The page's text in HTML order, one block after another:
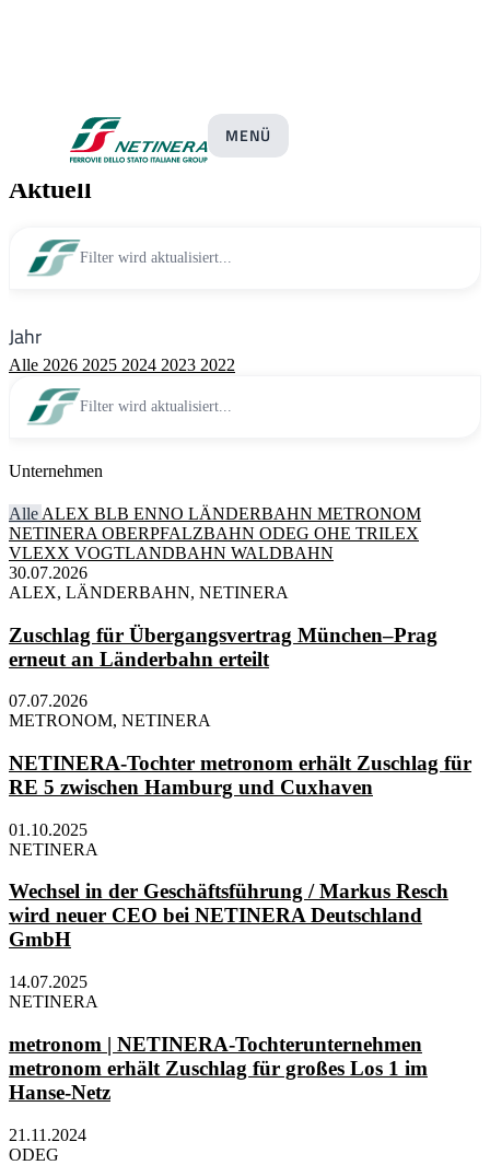
MENÜ
Pressemitteilungen
Aktuell
Filter wird aktualisiert...
Jahr
Alle 2026 2025 2024 2023 2022
Filter wird aktualisiert...
Unternehmen
Alle ALEX BLB ENNO LÄNDERBAHN METRONOM
NETINERA OBERPFALZBAHN ODEG OHE TRILEX
VLEXX VOGTLANDBAHN WALDBAHN
30.07.2026
ALEX, LÄNDERBAHN, NETINERA
Zuschlag für Übergangsvertrag München–Prag
erneut an Länderbahn erteilt
07.07.2026
METRONOM, NETINERA
NETINERA-Tochter metronom erhält Zuschlag für
RE 5 zwischen Hamburg und Cuxhaven
01.10.2025
NETINERA
Wechsel in der Geschäftsführung / Markus Resch
wird neuer CEO bei NETINERA Deutschland
GmbH
14.07.2025
NETINERA
metronom | NETINERA-Tochterunternehmen
metronom erhält Zuschlag für großes Los 1 im
Hanse-Netz
21.11.2024
ODEG